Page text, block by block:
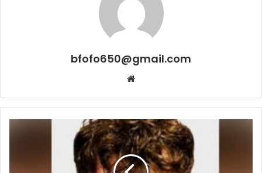
bfofo650@gmail.com
Website